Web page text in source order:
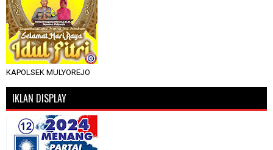
KAPOLSEK MULYOREJO
IKLAN DISPLAY